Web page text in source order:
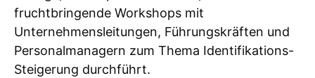
fruchtbringende Workshops mit
Unternehmensleitungen, Führungskräften und
Personalmanagern zum Thema Identifikations-
Steigerung durchführt.